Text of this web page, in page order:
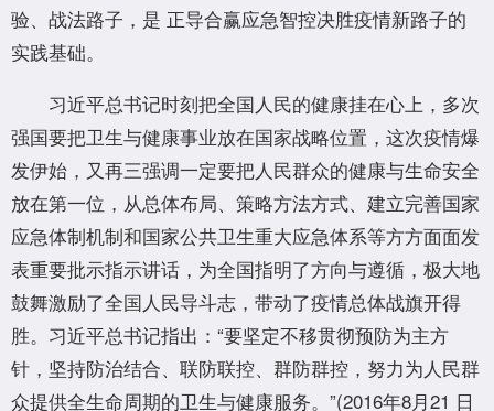
验、战法路子，是 正导合赢应急智控决胜疫情新路子的
实践基础。
习近平总书记时刻把全国人民的健康挂在心上，多次
强国要把卫生与健康事业放在国家战略位置，这次疫情爆
发伊始，又再三强调一定要把人民群众的健康与生命安全
放在第一位，从总体布局、策略方法方式、建立完善国家
应急体制机制和国家公共卫生重大应急体系等方方面面发
表重要批示指示讲话，为全国指明了方向与遵循，极大地
鼓舞激励了全国人民导斗志，带动了疫情总体战旗开得
胜。习近平总书记指出：“要坚定不移贯彻预防为主方
针，坚持防治结合、联防联控、群防群控，努力为人民群
众提供全生命周期的卫生与健康服务。”(2016年8月21 日